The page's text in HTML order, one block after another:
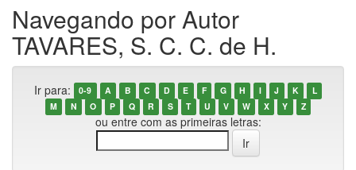
Navegando por Autor
TAVARES, S. C. C. de H.
Ir para: 0-9 A B C D E F G H I J K
L
M
N O P Q R S T U V W X Y Z
ou entre com as primeiras letras: